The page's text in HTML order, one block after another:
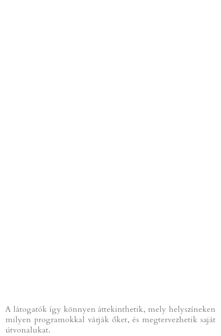
A látogatók így könnyen áttekinthetik, mely helyszíneken
milyen programokkal várják őket, és megtervezhetik saját
útvonalukat.